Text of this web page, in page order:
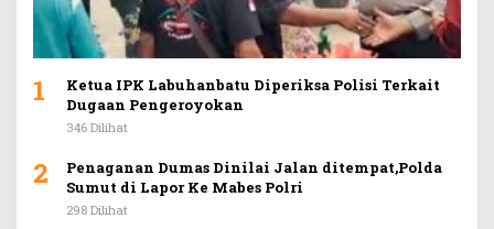
1
Ketua IPK Labuhanbatu Diperiksa Polisi Terkait
Dugaan Pengeroyokan
346 Dilihat
2
Penaganan Dumas Dinilai Jalan ditempat,Polda
Sumut di Lapor Ke Mabes Polri
298 Dilihat